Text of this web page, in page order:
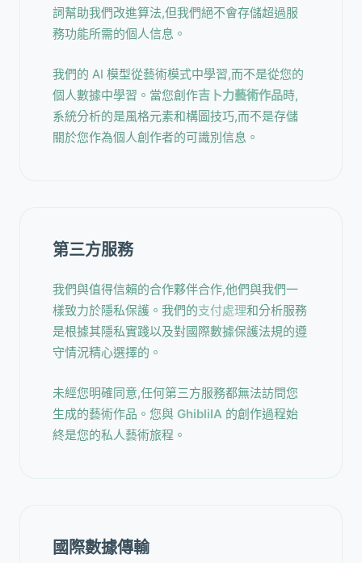
詞幫助我們改進算法,但我們絕不會存儲超過服
務功能所需的個人信息。
我們的 AI 模型從藝術模式中學習,而不是從您的
個人數據中學習。當您創作吉卜力藝術作品時,
系統分析的是風格元素和構圖技巧,而不是存儲
關於您作為個人創作者的可識別信息。
第三方服務
我們與值得信賴的合作夥伴合作,他們與我們一
樣致力於隱私保護。我們的支付處理和分析服務
是根據其隱私實踐以及對國際數據保護法規的遵
守情況精心選擇的。
未經您明確同意,任何第三方服務都無法訪問您
生成的藝術作品。您與 GhibliIA 的創作過程始
終是您的私人藝術旅程。
國際數據傳輸